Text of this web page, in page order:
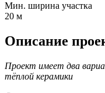
Мин. ширина участка
20 м
Описание
Проект имеет два
тёплой керамики